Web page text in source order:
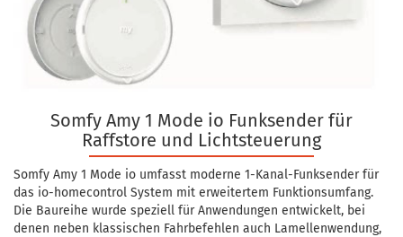
Somfy Amy 1 Mode io Funksender für
Raffstore und Lichtsteuerung
Somfy Amy 1 Mode io umfasst moderne 1-Kanal-Funksender für
das io-homecontrol System mit erweitertem Funktionsumfang.
Die Baureihe wurde speziell für Anwendungen entwickelt, bei
denen neben klassischen Fahrbefehlen auch Lamellenwendung,